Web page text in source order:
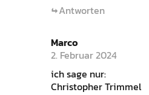
Antworten
Marco
2. Februar 2024
ich sage nur:
Christopher Trimmel